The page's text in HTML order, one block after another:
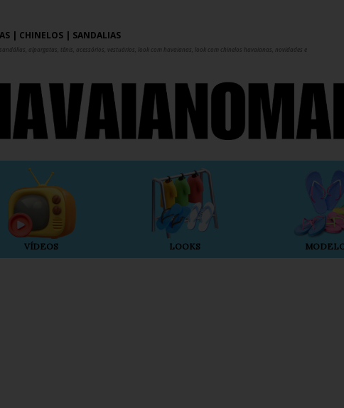
| CHINELOS | SANDÁLIAS
alpargatas, tênis, acessórios, vestuários, look com havaianas, look com chinelos havaianas, novidades e
VÍDEOS LOOKS